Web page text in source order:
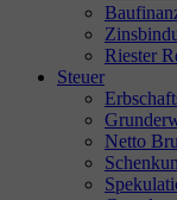
Riester
Steuer
Netto